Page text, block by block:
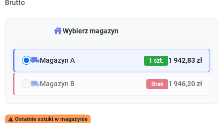
Brutto
warehouseWybierz magazyn
local_shippingMagazyn A 1 szt. 1 942,83 zł
local_shippingMagazyn B Brak 1 946,20 zł
 Ostatnie sztuki w magazynie